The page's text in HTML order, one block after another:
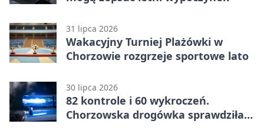
31 lipca 2026
Wakacyjny Turniej Plażówki w
Chorzowie rozgrzeje sportowe lato
30 lipca 2026
82 kontrole i 60 wykroczeń.
Chorzowska drogówka sprawdziła